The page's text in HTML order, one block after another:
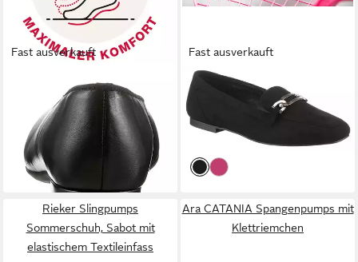
Fast ausverkauft
GRAZ Pumps,
Abendschuh, Festtagsschuh,
Blockabsatz, glänzendes Detail
am Absatz
ab 81,31 € UVP 99,95 €
-19%
Fast ausverkauft
ANISTON SHOESLoafer
Slipper, Schlupfschuh, Flat,
Schmuckspange
29,18 €
Rieker Slingpumps
Sommerschuh, Sabot mit
elastischem Textileinfass
Ara CATANIA Spangenpumps mit
Klettriemchen